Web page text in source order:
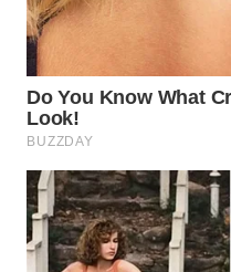
WN
BEKASI
WN
BOGOR
WN
DEPOK
WN